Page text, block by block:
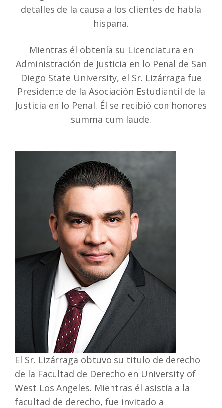
detalles de la causa a los clientes de habla
hispana.
Mientras él obtenía su Licenciatura en
Administración de Justicia en lo Penal de San
Diego State University, el Sr. Lizárraga fue
Presidente de la Asociación Estudiantil de la
Justicia en lo Penal. Él se recibió con honores
summa cum laude.
El Sr. Lizárraga obtuvo su titulo de derecho
de la Facultad de Derecho en University of
West Los Angeles. Mientras él asistía a la
facultad de derecho, fue invitado a